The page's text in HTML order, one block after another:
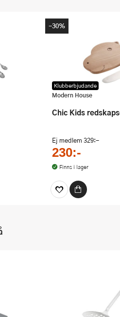
Klubberbjudande
Modern House
Chic Kids
Ej medlem 329:-
230:-
Finns i lager
-30%